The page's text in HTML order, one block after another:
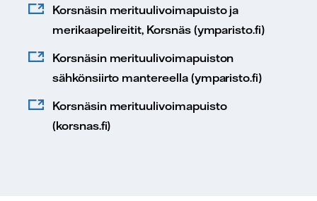
Korsnäsin merituulivoimapuisto ja
merikaapelireitit, Korsnäs (ymparisto.fi)
Korsnäsin merituulivoimapuiston
sähkönsiirto mantereella (ymparisto.fi)
Korsnäsin merituulivoimapuisto
(korsnas.fi)